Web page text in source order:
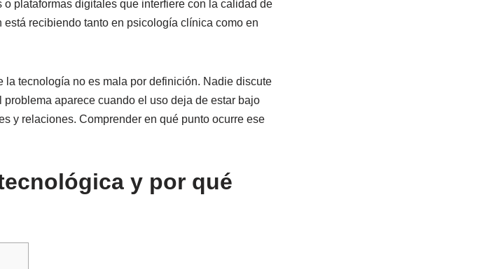
plataformas digitales que interfiere con la calidad de
recibiendo tanto en psicología clínica como en
tecnología no es mala por definición. Nadie discute
aparece cuando el uso deja de estar bajo
y relaciones. Comprender en qué punto ocurre ese
y por qué